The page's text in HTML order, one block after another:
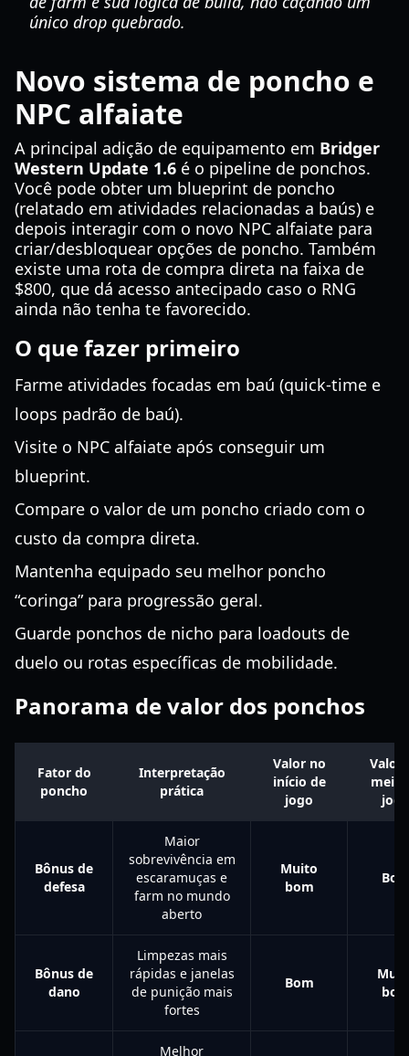
único drop quebrado.
Novo sistema de poncho e
NPC alfaiate
A principal adição de equipamento em Bridger
Western Update 1.6 é o pipeline de ponchos.
Você pode obter um blueprint de poncho
(relatado em atividades relacionadas a baús) e
depois interagir com o novo NPC alfaiate para
criar/desbloquear opções de poncho. Também
existe uma rota de compra direta na faixa de
$800, que dá acesso antecipado caso o RNG
ainda não tenha te favorecido.
O que fazer primeiro
Farme atividades focadas em baú (quick-time e
loops padrão de baú).
Visite o NPC alfaiate após conseguir um
blueprint.
Compare o valor de um poncho criado com o
custo da compra direta.
Mantenha equipado seu melhor poncho
“coringa” para progressão geral.
Guarde ponchos de nicho para loadouts de
duelo ou rotas específicas de mobilidade.
Panorama de valor dos ponchos
Fator do
poncho
Interpretação
prática
Valor no
início de
jogo
Valor
meio
jogo
Bônus de
defesa
Maior
sobrevivência em
escaramuças e
farm no mundo
aberto
Muito
bom
Bônus de
dano
Limpezas mais
rápidas e janelas
de punição mais
fortes
Bom
Melhor